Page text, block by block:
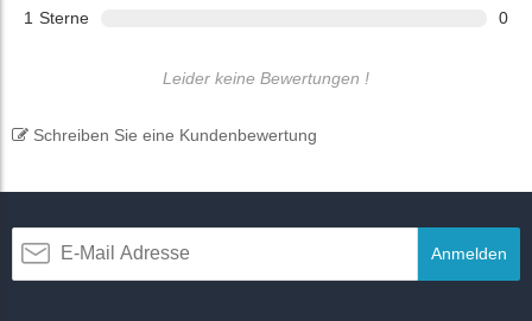
1 Sterne 0
Leider keine Bewertungen !
Schreiben Sie eine Kundenbewertung
Anmelden